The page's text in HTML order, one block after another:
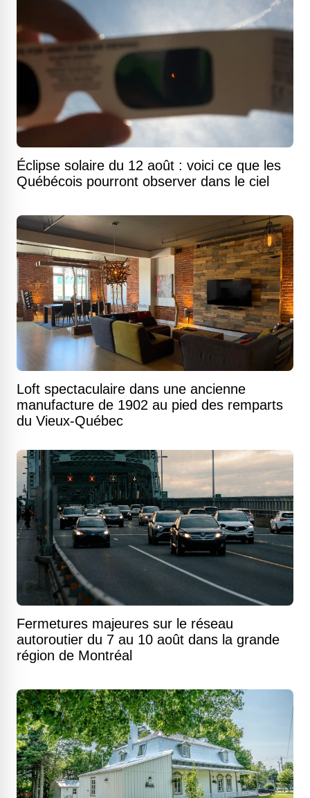
Éclipse solaire du 12 août : voici ce que les
Québécois pourront observer dans le ciel
Loft spectaculaire dans une ancienne
manufacture de 1902 au pied des remparts
du Vieux-Québec
Fermetures majeures sur le réseau
autoroutier du 7 au 10 août dans la grande
région de Montréal